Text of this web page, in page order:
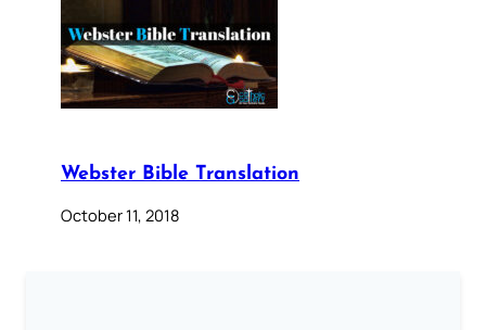
Webster Bible Translation
October 11, 2018